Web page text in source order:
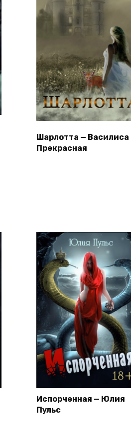
Шарлотта — Василиса
Прекрасная
Испорченная — Юлия
Пульс